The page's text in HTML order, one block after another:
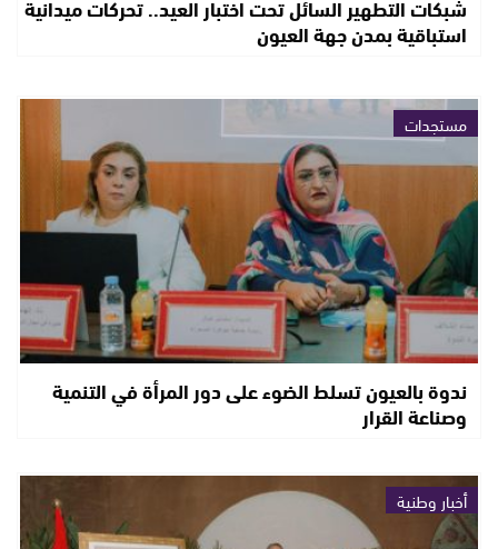
شبكات التطهير السائل تحت اختبار العيد.. تحركات ميدانية
استباقية بمدن جهة العيون
مستجدات
ندوة بالعيون تسلط الضوء على دور المرأة في التنمية
وصناعة القرار
أخبار وطنية